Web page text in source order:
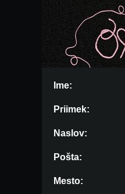
Ime:
Priimek:
Naslov:
Pošta:
Mesto: